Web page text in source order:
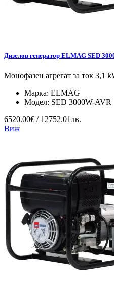
Дизелов генератор ELMAG SED
Монофазен агрегат за ток 3,1
Марка: ELMAG
Модел: SED 3000W-AVR
6520.00€ / 12752.01лв.
Виж